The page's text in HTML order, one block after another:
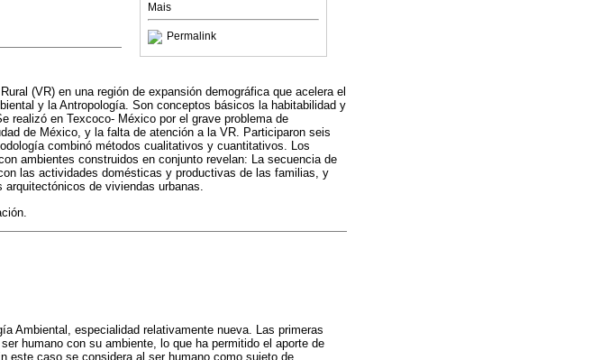
Mais
Permalink
(VR) en una región de expansión demográfica que acelera el
y la Antropología. Son conceptos básicos la habitabilidad y
realizó en Texcoco- México por el grave problema de
de México, y la falta de atención a la VR. Participaron seis
combinó métodos cualitativos y cuantitativos. Los
ambientes construidos en conjunto revelan: La secuencia de
las actividades domésticas y productivas de las familias, y
de viviendas urbanas.
Ambiental, especialidad relativamente nueva. Las primeras
humano con su ambiente, lo que ha permitido el aporte de
este caso se considera al ser humano como sujeto de